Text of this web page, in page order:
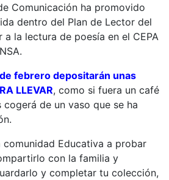
Comunicación ha promovido
dentro del Plan de Lector del
la lectura de poesía en el CEPA
febrero depositarán unas
LLEVAR, como si fuera un café
de un vaso que se ha
comunidad Educativa a probar
con la familia y
y completar tu colección,